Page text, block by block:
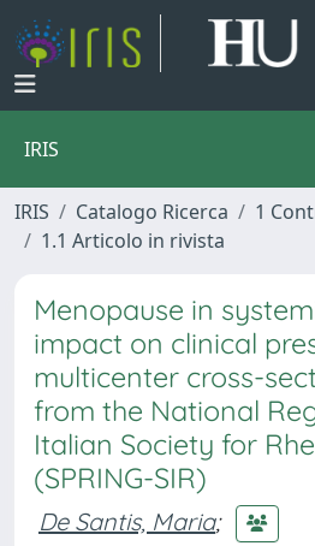
IRIS
IRIS Catalogo Ricerca
1
1.1 Articolo in rivista
Menopause in
impact on clinical
multicenter cross-
from the National
Italian Society for
(SPRING-SIR)
De Santis, Maria;